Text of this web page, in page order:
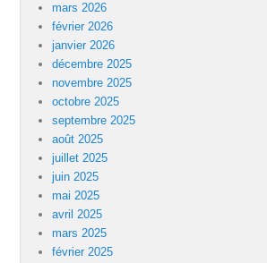
mars 2026
février 2026
janvier 2026
décembre 2025
novembre 2025
octobre 2025
septembre 2025
août 2025
juillet 2025
juin 2025
mai 2025
avril 2025
mars 2025
février 2025